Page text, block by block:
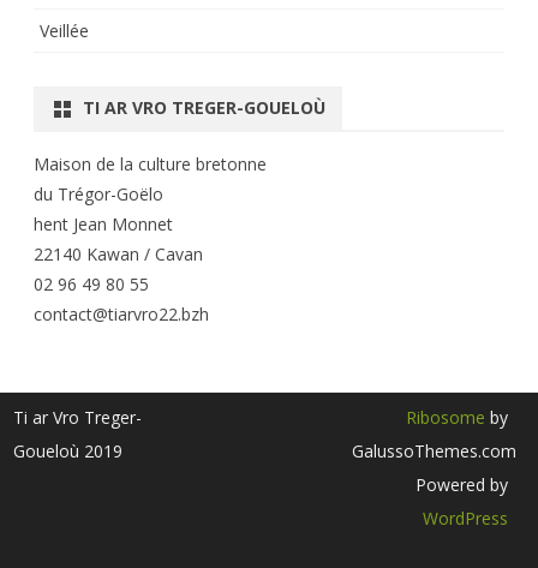
Veillée
TI AR VRO TREGER-GOUELOÙ
Maison de la culture bretonne
du Trégor-Goëlo
hent Jean Monnet
22140 Kawan / Cavan
02 96 49 80 55
contact@tiarvro22.bzh
Ti ar Vro Treger-
Goueloù 2019
Ribosome by
GalussoThemes.com
Powered by
WordPress